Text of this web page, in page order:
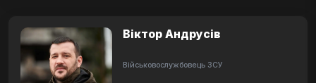
Віктор Андрусів
Військовослужбовець ЗСУ